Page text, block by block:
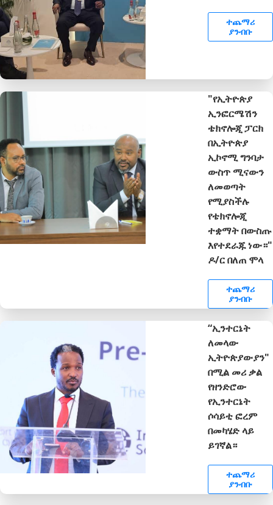
ተጨማሪ
ያንብቡ
"የኢትዮጵያ
ኢንፎርሜሽን
ቴክኖሎጂ ፓርክ
በኢትዮጵያ
ኢኮኖሚ ግንባታ
ውስጥ ሚናውን
ለመወጣት
የሚያስችሉ
የቴክኖሎጂ
ተቋማት በውስጡ
እየተደራጁ ነው።"
ዶ/ር በለጠ ሞላ
ተጨማሪ
ያንብቡ
“ኢንተርኔት
ለመላው
ኢትዮጵያውያን"
በሚል መሪ ቃል
የዘንድሮው
የኢንተርኔት
ሶሳይቲ ፎረም
በመካሄድ ላይ
ይገኛል።
ተጨማሪ
ያንብቡ